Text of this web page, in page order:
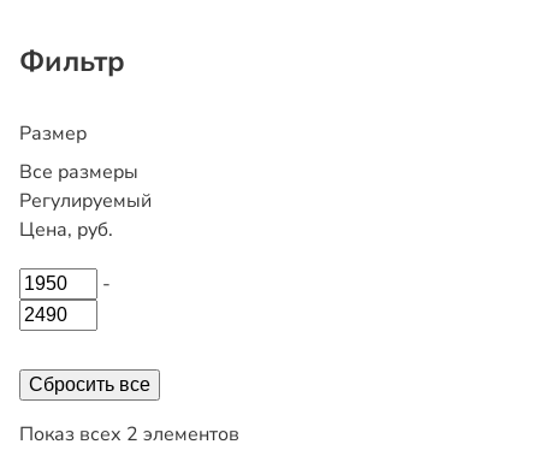
Фильтр
Размер
Все размеры
Регулируемый
Цена, руб.
-
Сбросить все
Показ всех 2 элементов